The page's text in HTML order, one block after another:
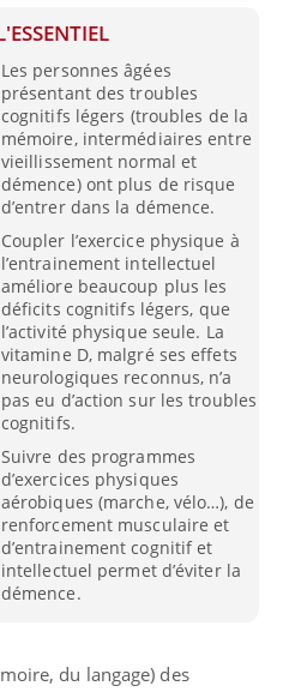
Les personnes âgées
présentant des troubles
cognitifs légers (troubles de la
mémoire, intermédiaires entre
vieillissement normal et
démence) ont plus de risque
d’entrer dans la démence.
Coupler l’exercice physique à
l’entrainement intellectuel
améliore beaucoup plus les
déficits cognitifs légers, que
l’activité physique seule. La
vitamine D, malgré ses effets
neurologiques reconnus, n’a
pas eu d’action sur les troubles
cognitifs.
Suivre des programmes
d’exercices physiques
aérobiques (marche, vélo…), de
renforcement musculaire et
d’entrainement cognitif et
intellectuel permet d’éviter la
démence.
du langage) des